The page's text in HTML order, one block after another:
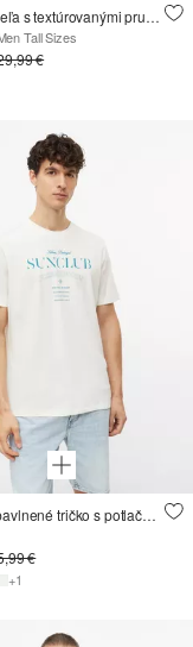
Polokošeľa s textúrovanými pruhmi
Tall Sizes
€
Mäkké bavlnené tričko s potlačou na prednom diele
€
+1